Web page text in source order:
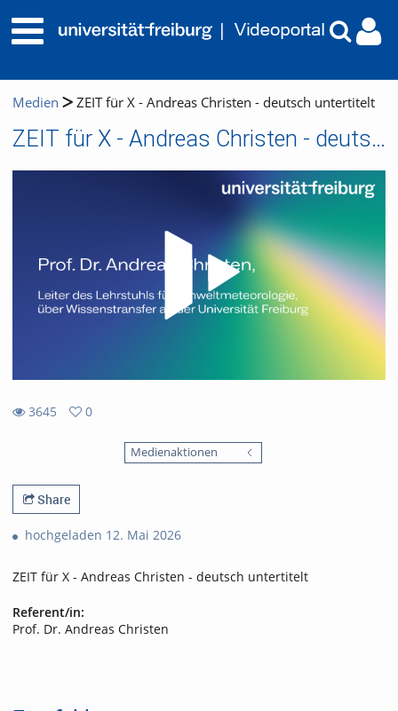
Medien ZEIT für X - Andreas Christen - deutsch untertitelt
ZEIT für X - Andreas Christen - deutsch untertitelt
3645
0
Medienaktionen
Share
hochgeladen 12. Mai 2026
ZEIT für X - Andreas Christen - deutsch untertitelt
Referent/in:
Prof. Dr. Andreas Christen